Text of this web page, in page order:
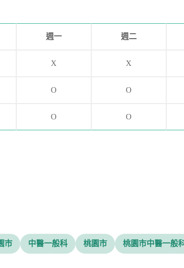
週一 週二
X X
O O
O O
市 中醫一般科 桃園市 桃園市中醫一般